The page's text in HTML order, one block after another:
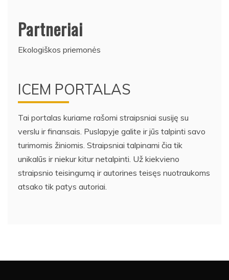
Partneriai
Ekologiškos priemonės
ICEM PORTALAS
Tai portalas kuriame rašomi straipsniai susiję su
verslu ir finansais. Puslapyje galite ir jūs talpinti savo
turimomis žiniomis. Straipsniai talpinami čia tik
unikalūs ir niekur kitur netalpinti. Už kiekvieno
straipsnio teisingumą ir autorines teisęs nuotraukoms
atsako tik patys autoriai.